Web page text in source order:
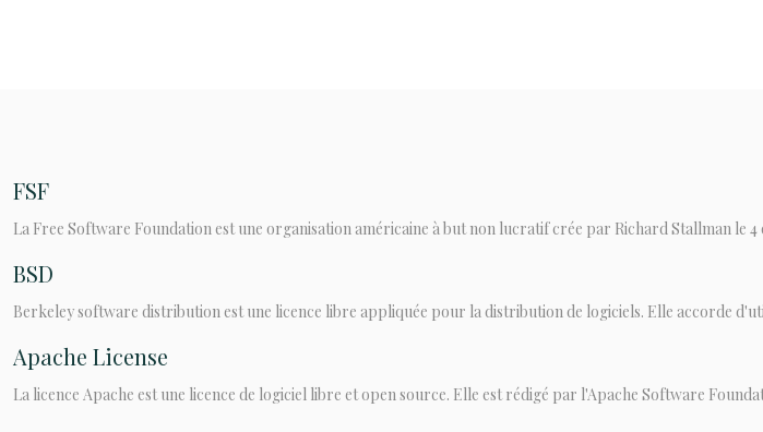
FSF
La Free Software Foundation est une organisation américaine à but non lucratif crée par Richard Stallman
BSD
Berkeley software distribution est une licence libre appliquée pour la distribution de logiciels. Elle accorde
Apache License
La licence Apache est une licence de logiciel libre et open source. Elle est rédigé par l'Apache Software